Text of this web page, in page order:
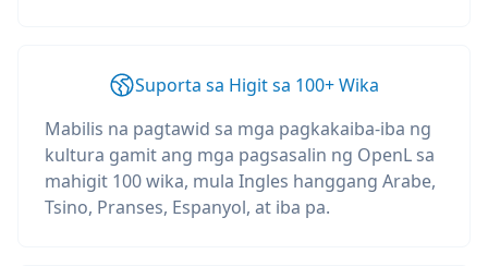
Suporta sa Higit sa 100+ Wika
Mabilis na pagtawid sa mga pagkakaiba-iba ng
kultura gamit ang mga pagsasalin ng OpenL sa
mahigit 100 wika, mula Ingles hanggang Arabe,
Tsino, Pranses, Espanyol, at iba pa.